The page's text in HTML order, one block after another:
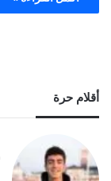
أقلام حرة